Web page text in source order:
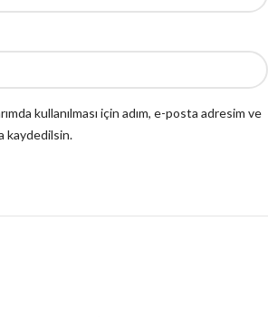
kullanılması için adım, e-posta adresim ve
kaydedilsin.